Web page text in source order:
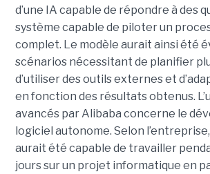
d’une IA capable de répondre à des
système capable de piloter un
complet. Le modèle aurait ainsi été
scénarios nécessitant de planifier
d’utiliser des outils externes et
en fonction des résultats obtenus.
avancés par Alibaba concerne le
logiciel autonome. Selon
aurait été capable de travailler
jours sur un projet informatique en